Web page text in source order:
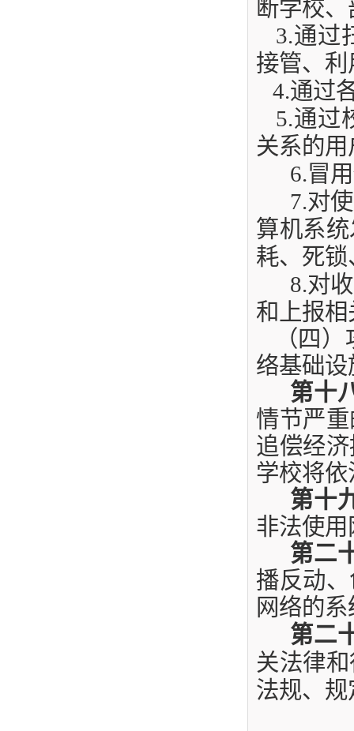
断学校
3.通过
接管、
4.通过
5.通过
关系的
6.冒
7.对
算机系
耗、死
8.对
和上报
（四
络基础设
第十
情节严
追偿经
学校将
第十
非法使
第二
播反动
网络的
第二
关法律
法规、